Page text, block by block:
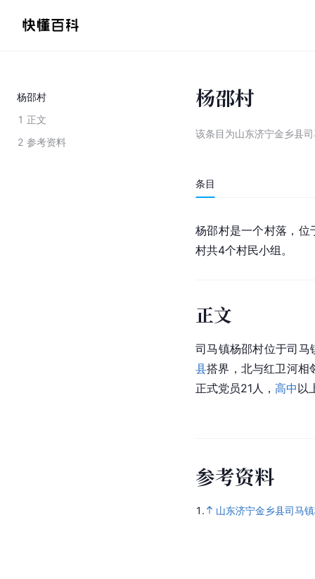
杨邵村
1 正文
2 参考资料
杨邵村
该条目为山东济宁金乡县
条目
杨邵村是一个村落，位
村共4个村民小组。
正文
司马镇杨邵村位于司
县搭界，北与红卫河相
正式党员21人， 高中以
参考资料
1. 山东济宁金乡县司马